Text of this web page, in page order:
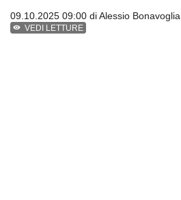
09.10.2025 09:00 diAlessio Bonavoglia
VEDI LETTURE